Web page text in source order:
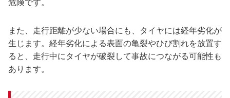
また、走行距離が少ない場合にも、タイヤには経年劣化が
生じます。経年劣化による表面の亀裂やひび割れを放置す
ると、走行中にタイヤが破裂して事故につながる可能性も
あります。